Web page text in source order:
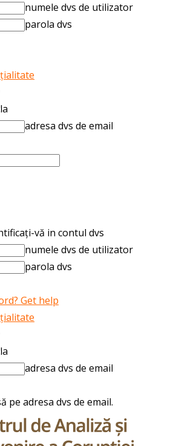
numele dvs de utilizator
parola dvs
adresa dvs de email
vă in contul dvs
numele dvs de utilizator
parola dvs
Get help
adresa dvs de email
pe adresa dvs de email.